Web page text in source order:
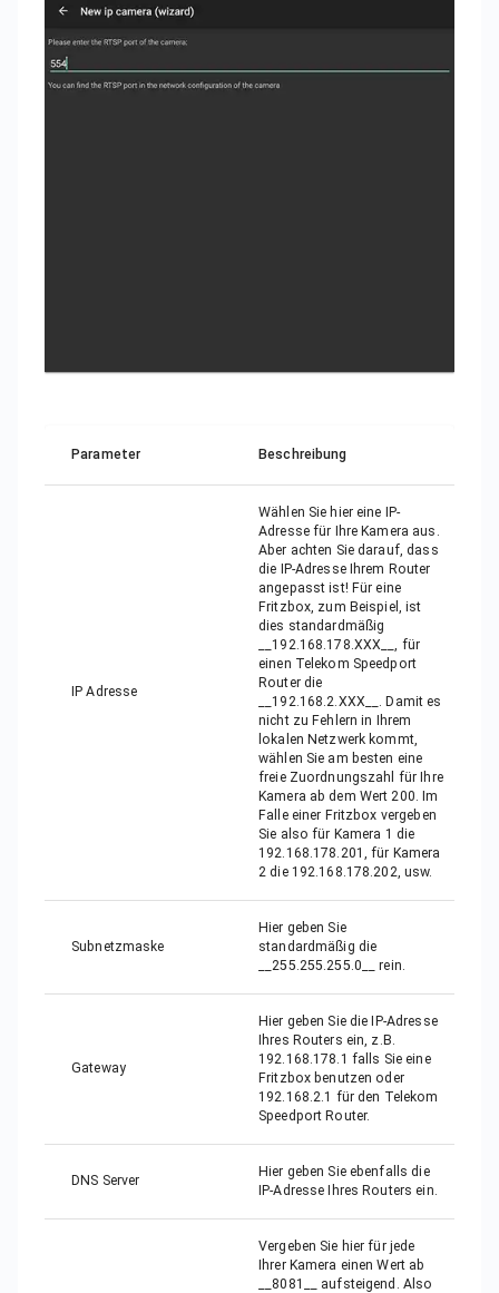
Parameter Beschreibung
IP Adresse
Wählen Sie hier eine IP-
Adresse für Ihre Kamera aus.
Aber achten Sie darauf, dass
die IP-Adresse Ihrem Router
angepasst ist! Für eine
Fritzbox, zum Beispiel, ist
dies standardmäßig
__192.168.178.XXX__, für
einen Telekom Speedport
Router die
__192.168.2.XXX__. Damit es
nicht zu Fehlern in Ihrem
lokalen Netzwerk kommt,
wählen Sie am besten eine
freie Zuordnungszahl für Ihre
Kamera ab dem Wert 200. Im
Falle einer Fritzbox vergeben
Sie also für Kamera 1 die
192.168.178.201, für Kamera
2 die 192.168.178.202, usw.
Subnetzmaske
Hier geben Sie
standardmäßig die
__255.255.255.0__ rein.
Gateway
Hier geben Sie die IP-Adresse
Ihres Routers ein, z.B.
192.168.178.1 falls Sie eine
Fritzbox benutzen oder
192.168.2.1 für den Telekom
Speedport Router.
DNS Server
Hier geben Sie ebenfalls die
IP-Adresse Ihres Routers ein.
Vergeben Sie hier für jede
Ihrer Kamera einen Wert ab
__8081__ aufsteigend. Also